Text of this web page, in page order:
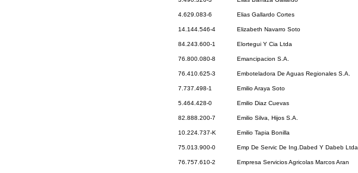
4.629.083-6 Elias Gallardo Cortes
14.144.546-4 Elizabeth Navarro Soto
84.243.600-1 Elortegui Y Cia Ltda
76.800.080-8 Emancipacion S.A.
76.410.625-3 Emboteladora De Aguas Regionales S.A.
7.737.498-1 Emilio Araya Soto
5.464.428-0 Emilio Diaz Cuevas
82.888.200-7 Emilio Silva, Hijos S.A.
10.224.737-K Emilio Tapia Bonilla
75.013.900-0 Emp De Servic De Ing.Dabed Y Dabeb Ltda
76.757.610-2 Empresa Servicios Agricolas Marcos Aran